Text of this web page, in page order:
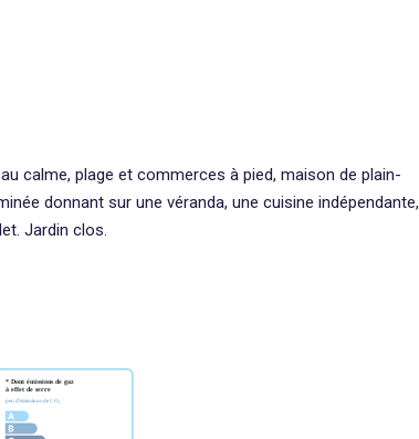
au calme, plage et commerces à pied, maison de plain-
donnant sur une véranda, une cuisine indépendante,
Jardin clos.